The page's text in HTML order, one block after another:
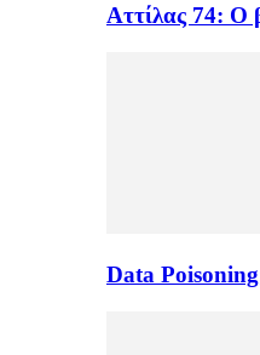
Αττίλας 74: Ο
Data